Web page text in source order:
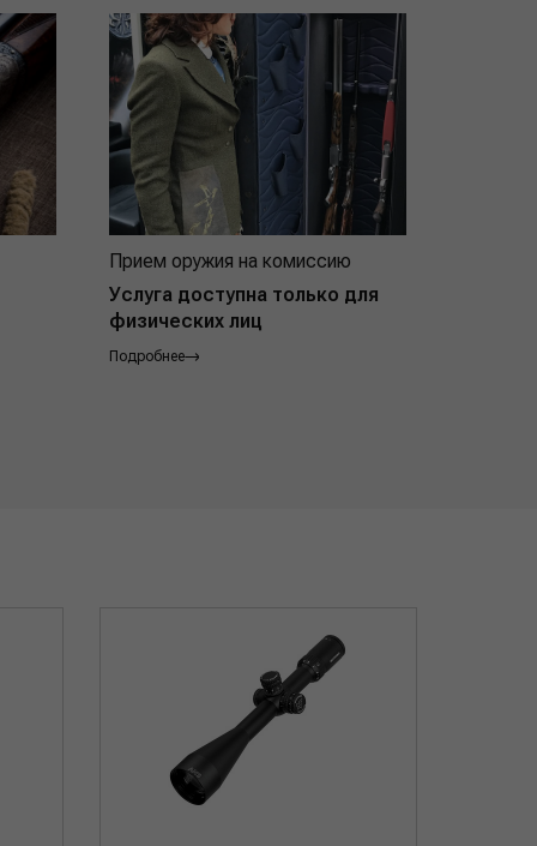
Прием оружия на комиссию
Услуга доступна только для
физических лиц
Подробнее